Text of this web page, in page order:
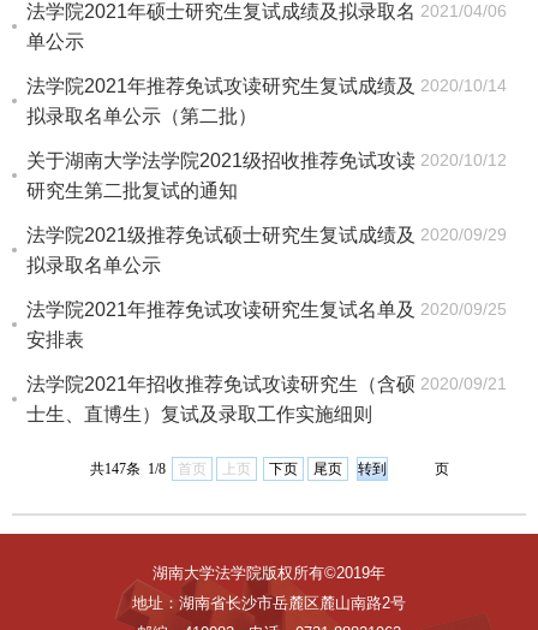
法学院2021年硕士研究生复试成绩及拟录取名
单公示
2021/04/06
法学院2021年推荐免试攻读研究生复试成绩及
拟录取名单公示（第二批）
2020/10/14
关于湖南大学法学院2021级招收推荐免试攻读
研究生第二批复试的通知
2020/10/12
法学院2021级推荐免试硕士研究生复试成绩及
拟录取名单公示
2020/09/29
法学院2021年推荐免试攻读研究生复试名单及
安排表
2020/09/25
法学院2021年招收推荐免试攻读研究生（含硕
士生、直博生）复试及录取工作实施细则
2020/09/21
共147条 1/8 首页 上页 下页 尾页 页
湖南大学法学院版权所有©2019年
地址：湖南省长沙市岳麓区麓山南路2号